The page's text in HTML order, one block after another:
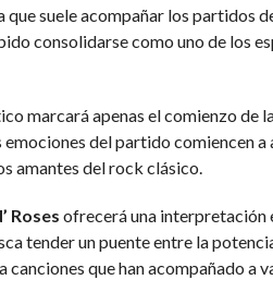
suele acompañar los partidos
consolidarse como uno de los
marcará apenas el comienzo de
del partido comiencen
amantes del rock clásico.
Roses ofrecerá una interpretación
tender un puente entre la
canciones que han acompañado a